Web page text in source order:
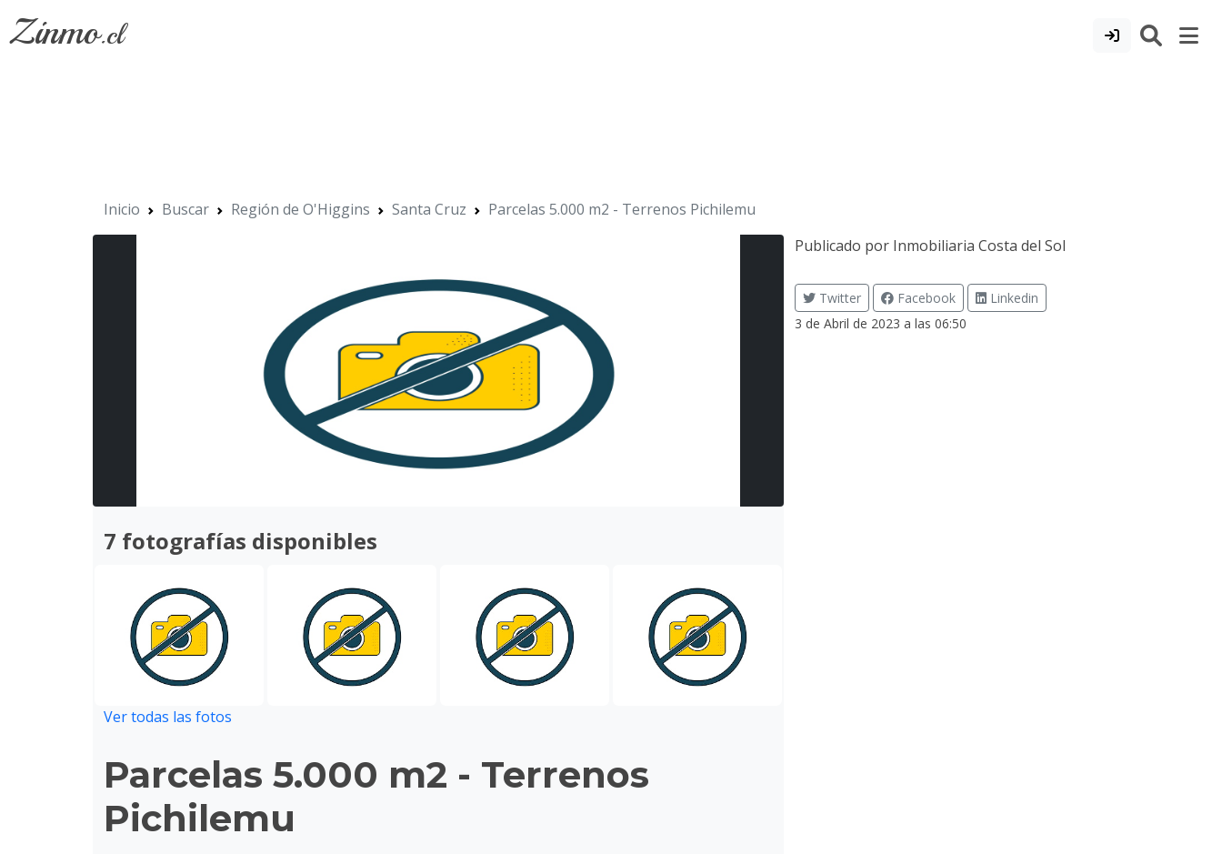
Zinmo.cl
Inicio Buscar Región de O'Higgins Santa Cruz Parcelas 5.000 m2 - Terrenos Pichilemu
7 fotografías disponibles
Ver todas las fotos
Parcelas 5.000 m2 - Terrenos
Pichilemu
Publicado por Inmobiliaria Costa del Sol
Twitter Facebook
Linkedin
3 de Abril de 2023 a las 06:50